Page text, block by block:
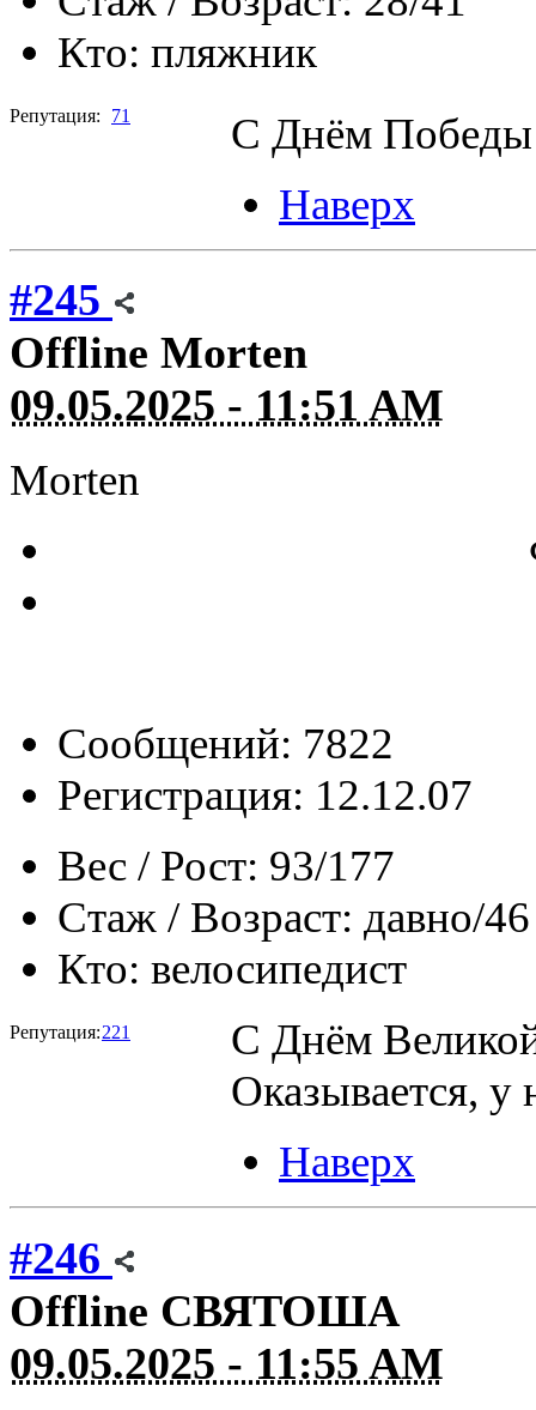
Кто: пляжник
Репутация: 71
С Днём
Наверх
#245
Offline Morten
09.05.2025 - 11:51 AM
Morten
Сообщений: 7822
Регистрация: 12.12.07
Вес / Рост: 93/177
Стаж / Возраст: давно/46
Кто: велосипедист
Репутация:221
С Днём
Оказывается, у
Наверх
#246
Offline СВЯТОША
09.05.2025 - 11:55 AM